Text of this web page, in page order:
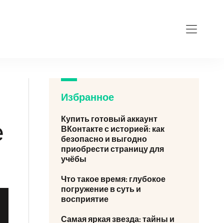
Избранное
Купить готовый аккаунт
ВКонтакте с историей: как
безопасно и выгодно
приобрести страницу для
учёбы
Что такое время: глубокое
погружение в суть и
восприятие
Самая яркая звезда: тайны и